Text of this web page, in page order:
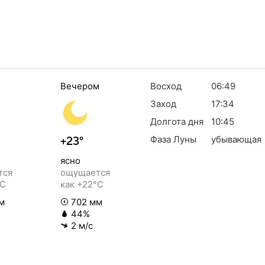
Вечером
+23°
ясно
ощущается
как +22°C
702 мм
44%
2 м/с
Восход
06:49
Заход
17:34
Долгота дня
10:45
Фаза Луны
убывающая